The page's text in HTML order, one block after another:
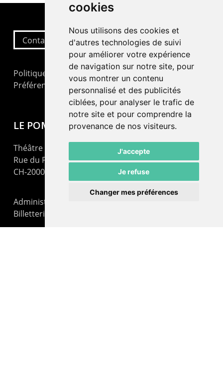
cookies
Nous utilisons des cookies et
d'autres technologies de suivi
pour améliorer votre expérience
de navigation sur notre site, pour
vous montrer un contenu
personnalisé et des publicités
ciblées, pour analyser le trafic de
notre site et pour comprendre la
provenance de nos visiteurs.
J'accepte
Je refuse
Changer mes préférences
Contactez-nous
Politique de confidentialité
Préférences cookies
LE POMMIER
Théâtre – Centre Culturel Neuchâtelois
Rue du Pommier 9
CH-2000 Neuchâtel
Administration : +41 32 725 03 03
Billetterie : +41 32 725 05 05